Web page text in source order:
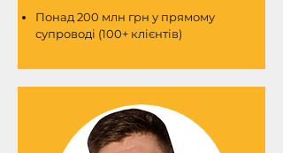
Понад 200 млн грн у прямому
супроводі (100+ клієнтів)